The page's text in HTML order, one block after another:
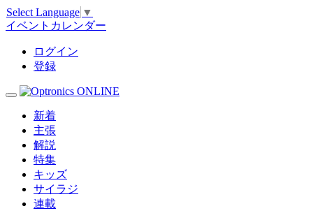
Select Language ▼
イベントカレンダー
ログイン
登録
新着
主張
解説
特集
キッズ
サイラジ
連載